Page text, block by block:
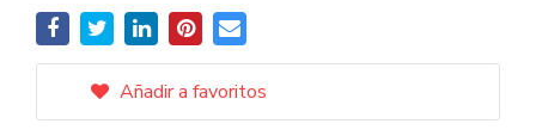
Añadir a favoritos